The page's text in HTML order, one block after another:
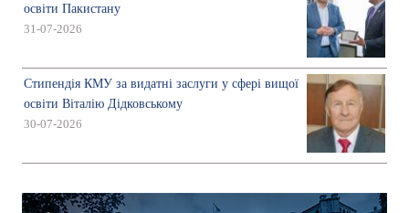
освіти Пакистану
31-07-2026
Стипендія КМУ за видатні заслуги у сфері вищої
освіти Віталію Дідковському
30-07-2026